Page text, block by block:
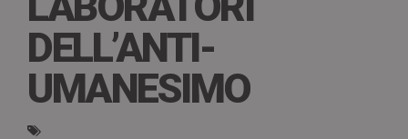
DELL’ANTI-
UMANESIMO